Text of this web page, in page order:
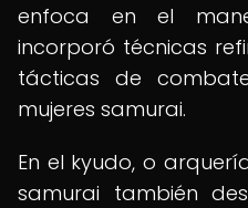
enfoca en el
incorporó técnicas
tácticas de
mujeres samurai.
En el kyudo, o
samurai también